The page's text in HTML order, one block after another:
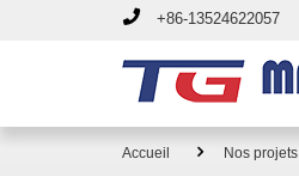
+86-13524622057
Accueil Nos projets